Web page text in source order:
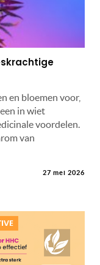
en bloemen voor,
in wiet
voordelen.
van
27 mei 2026